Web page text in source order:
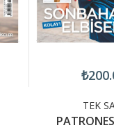
TEK